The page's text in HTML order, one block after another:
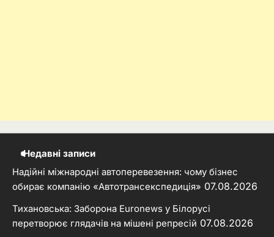
Недавні записи
Надійні міжнародні автоперевезення: чому бізнес
обирає компанію «Автотрансекспедиція» 07.08.2026
Тихановська: Заборона Euronews у Білорусі
перетворює глядачів на мішені репресій 07.08.2026